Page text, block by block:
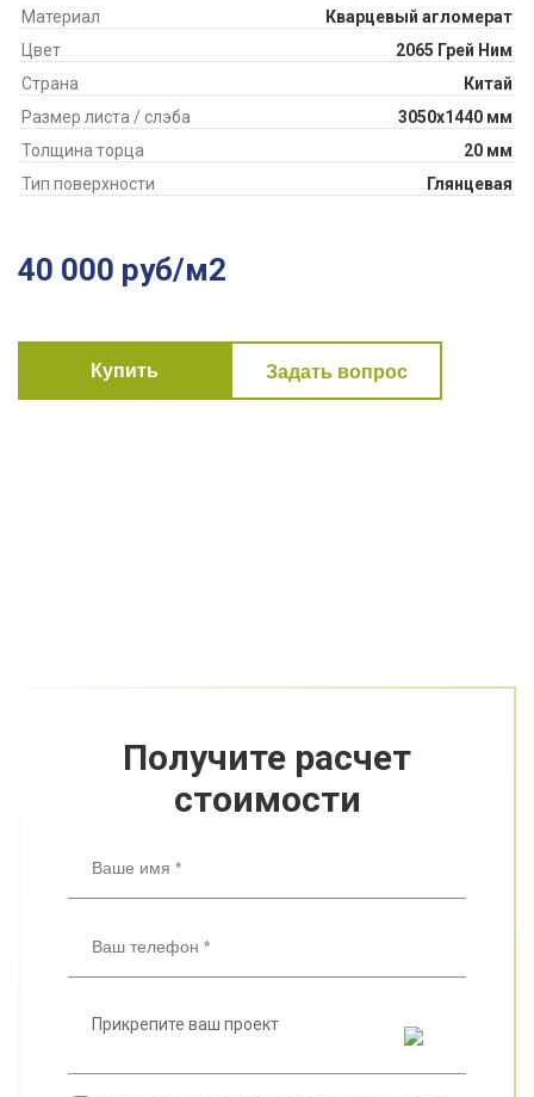
Материал
Кварцевый агломерат
Цвет
2065 Грей Ним
Страна
Китай
Размер листа / слэба
3050х1440 мм
Толщина торца
20 мм
Тип поверхности
Глянцевая
40 000 руб/м2
Купить Задать вопрос
Получите расчет
стоимости
Прикрепите ваш проект